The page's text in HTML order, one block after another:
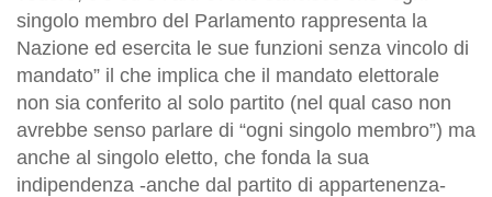
singolo membro del Parlamento rappresenta la
Nazione ed esercita le sue funzioni senza vincolo di
mandato” il che implica che il mandato elettorale
non sia conferito al solo partito (nel qual caso non
avrebbe senso parlare di “ogni singolo membro”) ma
anche al singolo eletto, che fonda la sua
indipendenza -anche dal partito di appartenenza-